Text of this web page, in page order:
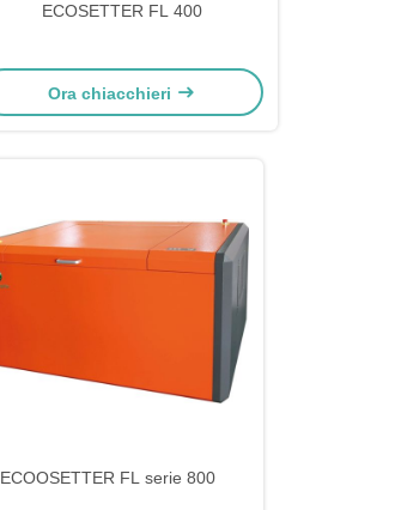
ECOSETTER FL 400
Ora chiacchieri
ECOOSETTER FL serie 800